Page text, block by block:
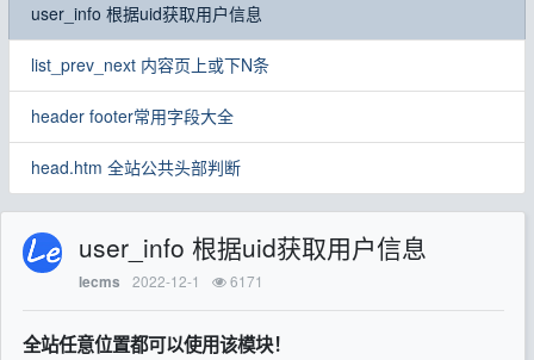
user_info 根据uid获取用户信息
list_prev_next 内容页上或下N条
header footer常用字段大全
head.htm 全站公共头部判断
user_info 根据uid获取用户信息
lecms 2022-12-1 6171
全站任意位置都可以使用该模块！